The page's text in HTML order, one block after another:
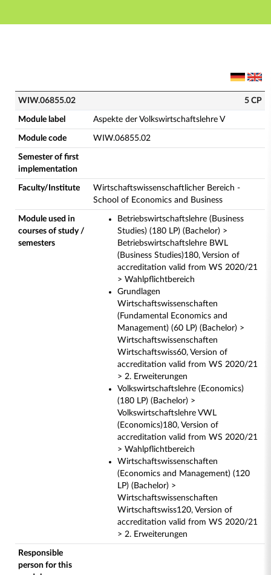
Main navigation
WIW.06855.02 - Aspekte der Volkswirtschaftslehre
WIW.06855.02 5 CP
Module label Aspekte der Volkswirtschaftslehre V
Module code WIW.06855.02
Semester of first
implementation
Faculty/Institute
Wirtschaftswissenschaftlicher Bereich -
School of Economics and Business
Module used in
courses of study /
semesters
Betriebswirtschaftslehre (Business
Studies) (180 LP) (Bachelor) >
Betriebswirtschaftslehre BWL
(Business Studies)180, Version of
accreditation valid from WS 2020/21
> Wahlpflichtbereich
Grundlagen
Wirtschaftswissenschaften
(Fundamental Economics and
Management) (60 LP) (Bachelor) >
Wirtschaftswissenschaften
Wirtschaftswiss60, Version of
accreditation valid from WS 2020/21
> 2. Erweiterungen
Volkswirtschaftslehre (Economics)
(180 LP) (Bachelor) >
Volkswirtschaftslehre VWL
(Economics)180, Version of
accreditation valid from WS 2020/21
> Wahlpflichtbereich
Wirtschaftswissenschaften
(Economics and Management) (120
LP) (Bachelor) >
Wirtschaftswissenschaften
Wirtschaftswiss120, Version of
accreditation valid from WS 2020/21
> 2. Erweiterungen
Responsible
person for this